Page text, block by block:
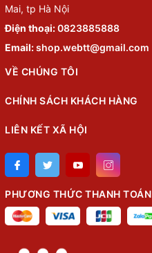
Mai, tp Hà Nội
Điện thoại:0823885888
Email:shop.webtt@gmail.com
VỀ CHÚNG TÔI
CHÍNH SÁCH KHÁCH HÀNG
LIÊN KẾT XÃ HỘI
PHƯƠNG THỨC THANH TOÁN